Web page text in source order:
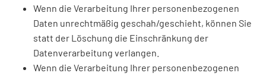
Wenn die Verarbeitung Ihrer personenbezogenen
Daten unrechtmäßig geschah/geschieht, können Sie
statt der Löschung die Einschränkung der
Datenverarbeitung verlangen.
Wenn die Verarbeitung Ihrer personenbezogenen